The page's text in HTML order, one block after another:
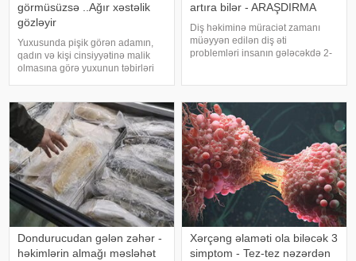
görmüsüzsə ..Ağır xəstəlik
gözləyir
Yuxusunda pişik görən adamın,
qadın və kişi cinsiyyətinə malik
olmasına görə yuxunun təbirləri
həyatında diqqətsiz bir şəxsiyyətə
sahib olduğu, ətrafındak
artıra bilər - ARAŞDIRMA
Diş həkiminə müraciət zamanı
müəyyən edilən diş əti
problemləri insanın gələcəkdə 2-
Health" jurnalında dərc olunan v
Dondurucudan gələn zəhər -
həkimlərin almağı məsləhət
Xərçəng əlaməti ola biləcək 3
simptom - Tez-tez nəzərdən